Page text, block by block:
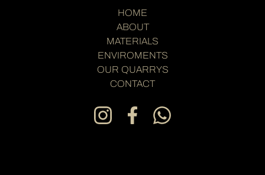
HOME
ABOUT
MATERIALS
ENVIROMENTS
OUR QUARRYS
CONTACT